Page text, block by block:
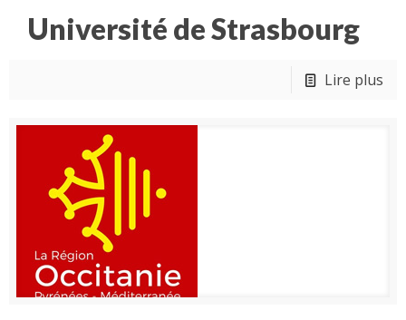
Université de Strasbourg
Lire plus